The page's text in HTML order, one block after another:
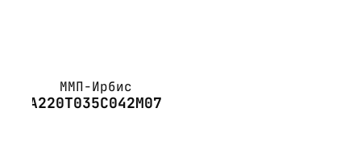
ММП-Ирбис
А220Т035С042М07